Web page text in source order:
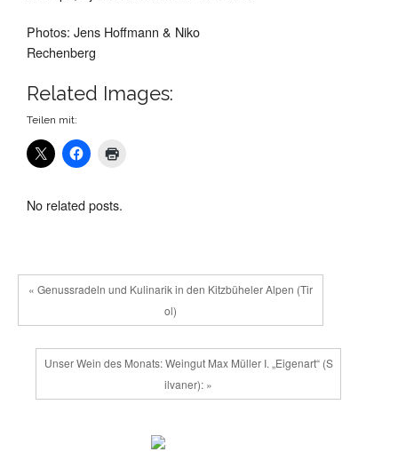
Photos: Jens Hoffmann & Niko
Rechenberg
Related Images:
Teilen mit:
No related posts.
« Genussradeln und Kulinarik in den Kitzbüheler Alpen (Tir
ol)
Unser Wein des Monats: Weingut Max Müller I. „Eigenart“ (S
ilvaner): »